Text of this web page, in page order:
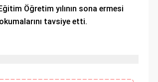
Öğretim yılının sona ermesi
tavsiye etti.